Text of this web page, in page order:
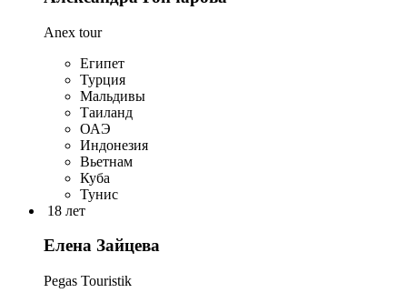
Anex tour
Египет
Турция
Мальдивы
Таиланд
ОАЭ
Индонезия
Вьетнам
Куба
Тунис
18 лет
Елена Зайцева
Pegas Touristik